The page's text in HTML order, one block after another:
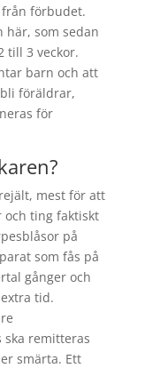
förbudet.
här, som sedan
till 3 veckor.
barn och att
föräldrar,
för
mest för att
och ting faktiskt
på
som fås på
gånger och
tid.
remitteras
smärta. Ett